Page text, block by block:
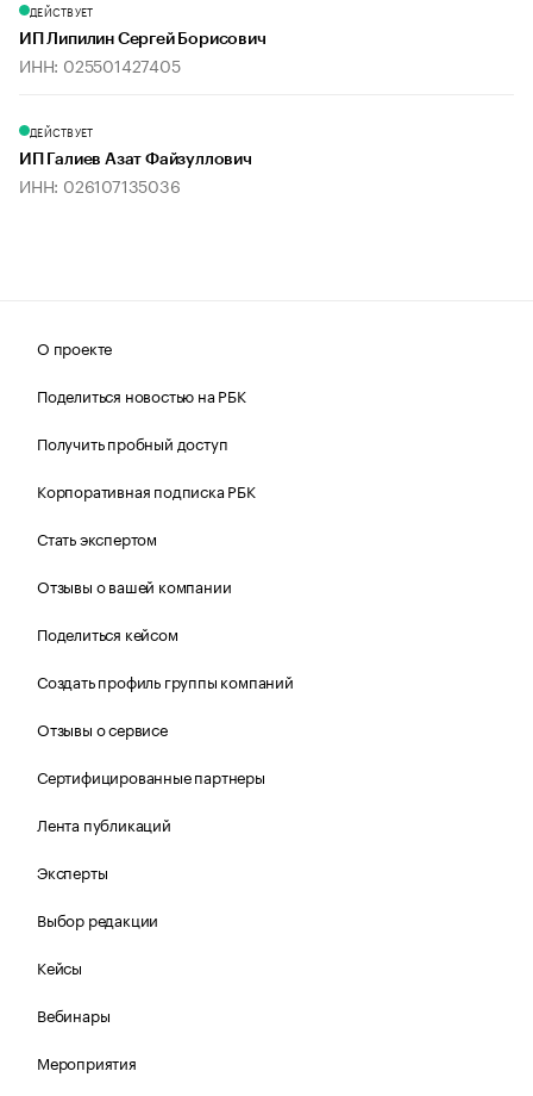
ДЕЙСТВУЕТ
ИП Липилин Сергей Борисович
ИНН: 025501427405
ДЕЙСТВУЕТ
ИП Галиев Азат Файзуллович
ИНН: 026107135036
О проекте
Поделиться новостью на РБК
Получить пробный доступ
Корпоративная подписка РБК
Стать экспертом
Отзывы о вашей компании
Поделиться кейсом
Создать профиль группы компаний
Отзывы о сервисе
Сертифицированные партнеры
Лента публикаций
Эксперты
Выбор редакции
Кейсы
Вебинары
Мероприятия